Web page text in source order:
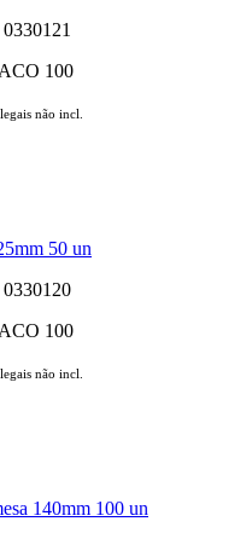
100
não incl.
50 un
100
não incl.
140mm 100 un